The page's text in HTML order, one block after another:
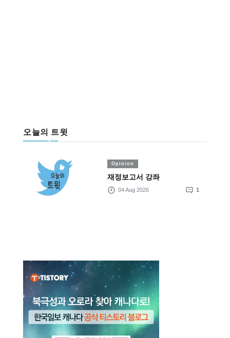
오늘의 트윗
Opinion
재정보고서 강좌
04 Aug 2026 1